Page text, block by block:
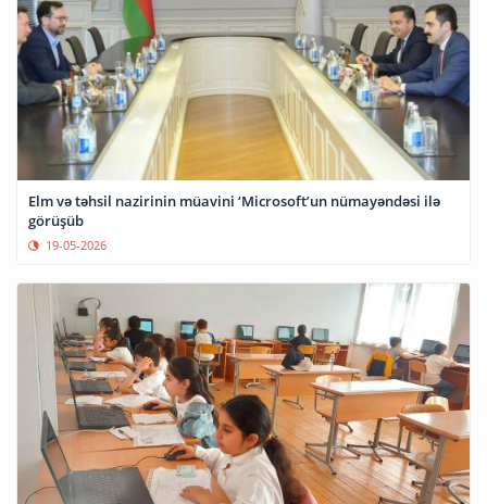
Elm və təhsil nazirinin müavini ‘Microsoft’un nümayəndəsi ilə
görüşüb
19-05-2026